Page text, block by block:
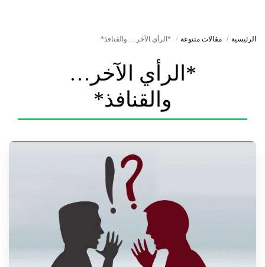
الرئيسية مقالات متنوعة *الرأي الآخر… والقنافذ*
*الرأي الآخر…
والقنافذ*